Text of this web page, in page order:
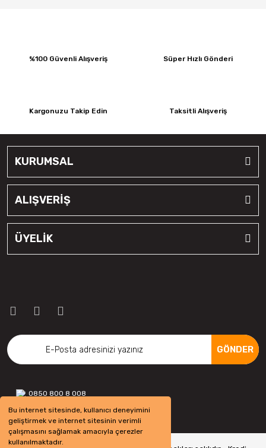
Bu internet sitesinde, kullanıcı deneyimini
geliştirmek ve internet sitesinin verimli
çalışmasını sağlamak amacıyla çerezler
kullanılmaktadır.
%100 Güvenli Alışveriş Süper Hızlı Gönderi
Kargonuzu Takip Edin Taksitli Alışveriş
KURUMSAL
ALIŞVERİŞ
ÜYELİK
GÖNDER
0850 800 8 008